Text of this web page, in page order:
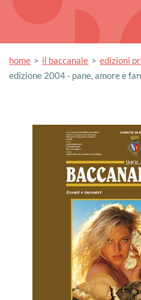
home il baccanale
edizioni
edizione 2004 - pane, amore e